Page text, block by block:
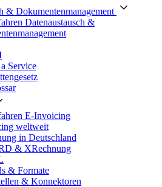
& Dokumentenmanagement
Datenaustausch &
Service
E-Invoicing
weltweit
in Deutschland
& XRechnung
& Formate
& Konnektoren